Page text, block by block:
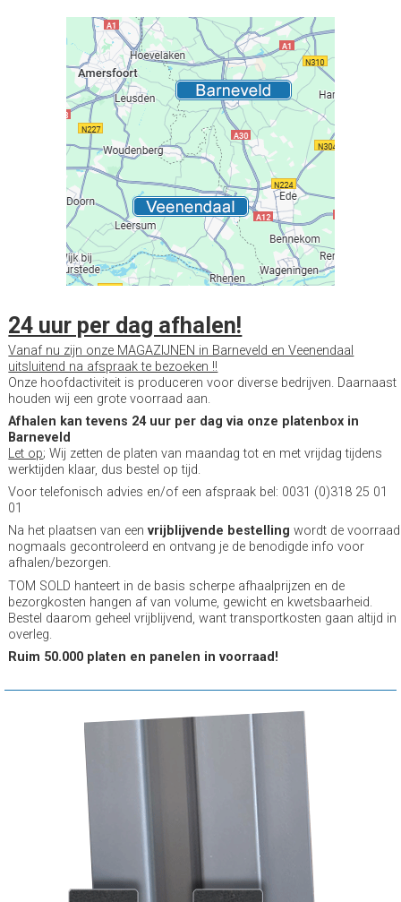
24 uur per dag afhalen!
Vanaf nu zijn onze MAGAZIJNEN in Barneveld en Veenendaal
uitsluitend na afspraak te bezoeken !!
Onze hoofdactiviteit is produceren voor diverse bedrijven. Daarnaast
houden wij een grote voorraad aan.
Afhalen kan tevens 24 uur per dag via onze platenbox in
Barneveld
Let op; Wij zetten de platen van maandag tot en met vrijdag tijdens
werktijden klaar, dus bestel op tijd.
Voor telefonisch advies en/of een afspraak bel: 0031 (0)318 25 01
01
Na het plaatsen van eenvrijblijvende bestelling wordt de voorraad
nogmaals gecontroleerd en ontvang je de benodigde info voor
afhalen/bezorgen.
TOM SOLD hanteert in de basis scherpe afhaalprijzen en de
bezorgkosten hangen af van volume, gewicht en kwetsbaarheid.
Bestel daarom geheel vrijblijvend, want transportkosten gaan altijd in
overleg.
Ruim 50.000 platen en panelen in voorraad!